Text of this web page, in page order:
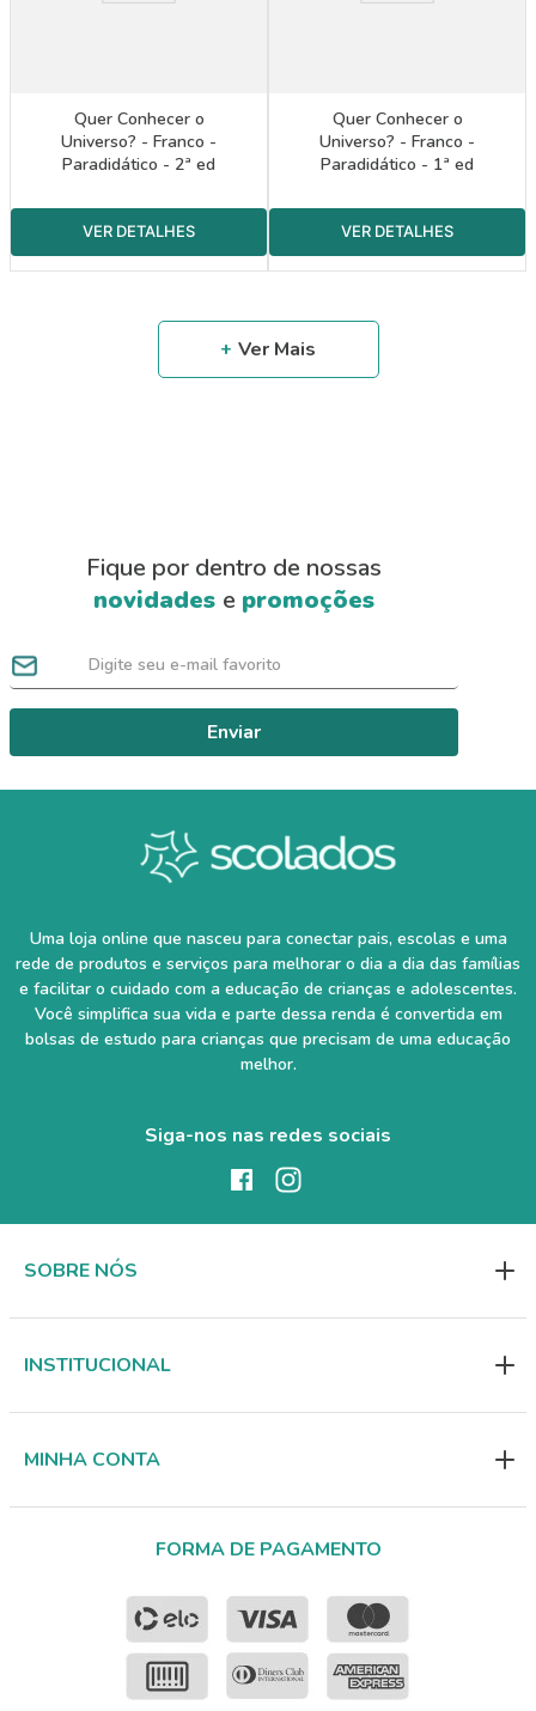
Quer Conhecer o
Universo? - Franco -
Paradidático - 2ª ed
Quer Conhecer o
Universo? - Franco -
Paradidático - 1ª ed
Fique por dentro de nossas
novidades e promoções
Enviar
Uma loja online que nasceu para conectar pais, escolas e uma
rede de produtos e serviços para melhorar o dia a dia das famílias
e facilitar o cuidado com a educação de crianças e adolescentes.
Você simplifica sua vida e parte dessa renda é convertida em
bolsas de estudo para crianças que precisam de uma educação
melhor.
Siga-nos nas redes sociais
SOBRE NÓS
INSTITUCIONAL
MINHA CONTA
FORMA DE PAGAMENTO